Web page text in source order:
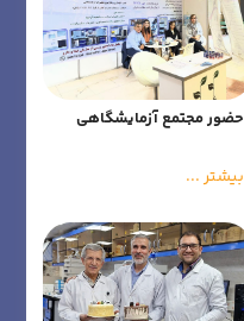
حضور مجتمع آزمایشگاهی
۱۴۰۴
بیشتر ...